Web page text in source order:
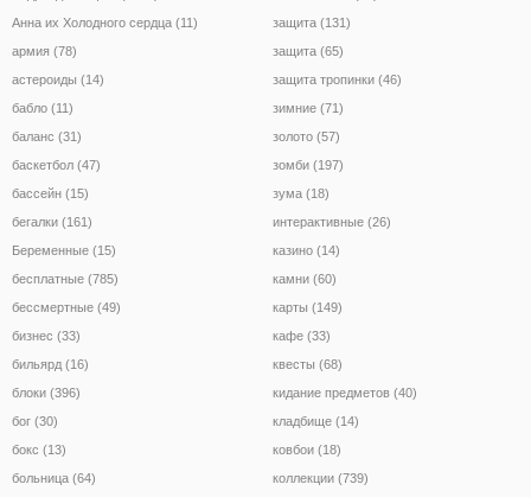
Анна их Холодного сердца (11)
армия (78)
астероиды (14)
бабло (11)
баланс (31)
баскетбол (47)
бассейн (15)
бегалки (161)
Беременные (15)
бесплатные (785)
бессмертные (49)
бизнес (33)
бильярд (16)
блоки (396)
бог (30)
бокс (13)
больница (64)
защита (131)
защита (65)
защита тропинки (46)
зимние (71)
золото (57)
зомби (197)
зума (18)
интерактивные (26)
казино (14)
камни (60)
карты (149)
кафе (33)
квесты (68)
кидание предметов (40)
кладбище (14)
ковбои (18)
коллекции (739)